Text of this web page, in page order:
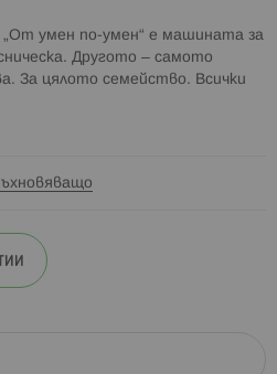
умен по-умен“ е машината за
Другото – самото
За цялото семейство. Всички